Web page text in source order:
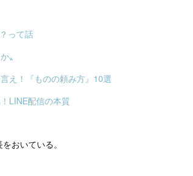
って話
〟
え！『ものの頼み方』10選
LINE配信の本質
おいている。